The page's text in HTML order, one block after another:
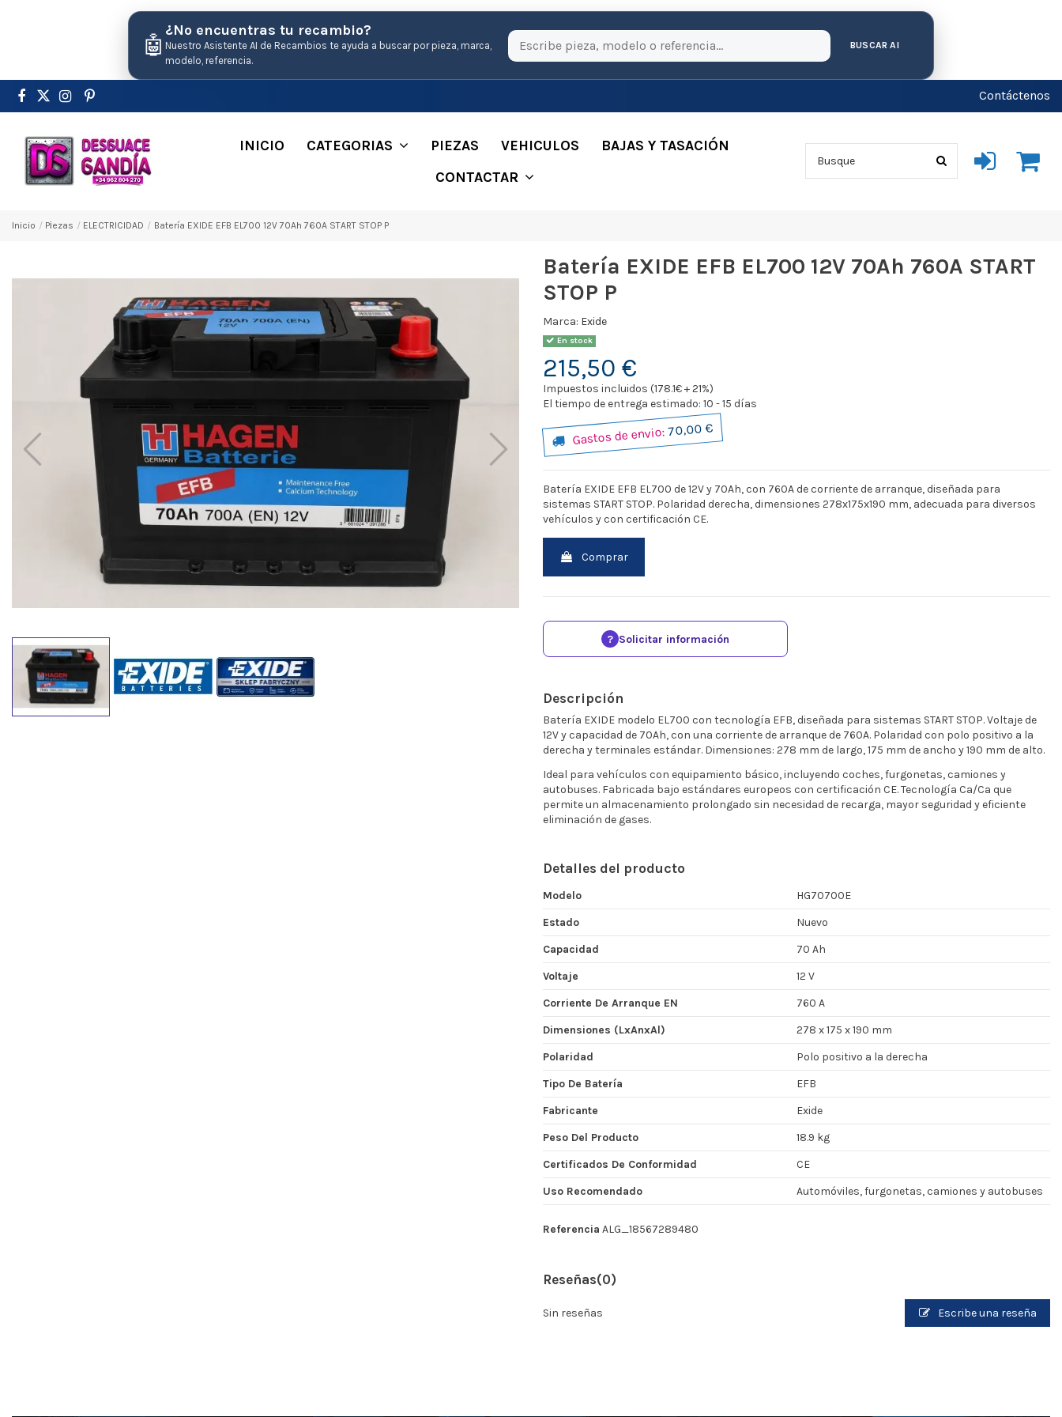
🤖
¿No encuentras tu recambio?
Nuestro Asistente AI de Recambios te ayuda a buscar por pieza, marca,
modelo, referencia.
BUSCAR AI
Contáctenos
INICIO CATEGORIAS PIEZAS VEHICULOS
BAJAS Y TASACIÓN
CONTACTAR
Inicio Pіezas ELECTRICIDAD Batería EXIDE EFB EL700 12V 70Ah 760A START STOP P
Batería EXIDE EFB EL700 12V 70Ah 760A START
STOP P
Marca: Exide
En stock
215,50 €
Impuestos incluidos (178.1€ + 21%)
El tiempo de entrega estimado: 10 - 15 días
Gastos de envio:70,00 €
Batería EXIDE EFB EL700 de 12V y 70Ah, con 760A de corriente de arranque, diseñada para
sistemas START STOP. Polaridad derecha, dimensiones 278x175x190 mm, adecuada para diversos
vehículos y con certificación CE.
Comprar
? Solicitar información
Descripción
Batería EXIDE modelo EL700 con tecnología EFB, diseñada para sistemas START STOP. Voltaje de
12V y capacidad de 70Ah, con una corriente de arranque de 760A. Polaridad con polo positivo a la
derecha y terminales estándar. Dimensiones: 278 mm de largo, 175 mm de ancho y 190 mm de alto.
Ideal para vehículos con equipamiento básico, incluyendo coches, furgonetas, camiones y
autobuses. Fabricada bajo estándares europeos con certificación CE. Tecnología Ca/Ca que
permite un almacenamiento prolongado sin necesidad de recarga, mayor seguridad y eficiente
eliminación de gases.
Detalles del producto
Modelo
HG70700E
Estado
Nuevo
Capacidad
70 Ah
Voltaje
12 V
Corriente De Arranque EN
760 A
Dimensiones (LxAnxAl)
278 x 175 x 190 mm
Polaridad
Polo positivo a la derecha
Tipo De Batería
EFB
Fabricante
Exide
Peso Del Producto
18.9 kg
Certificados De Conformidad
CE
Uso Recomendado
Automóviles, furgonetas, camiones y autobuses
Referencia ALG_18567289480
Reseñas(0)
Sin reseñas Escribe una reseña